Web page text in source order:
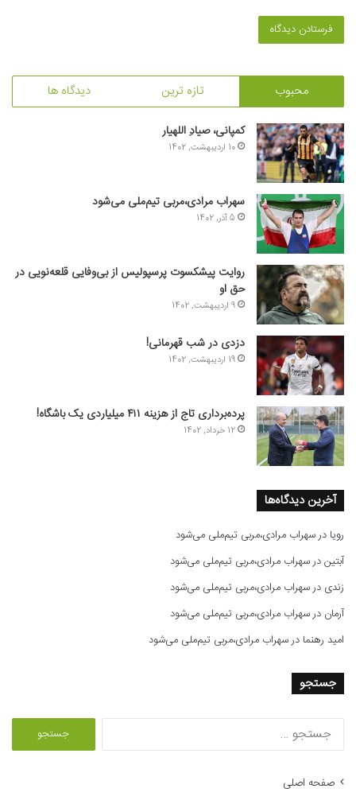
محبوب تازه ترین دیدگاه ها
کمپانی، صیادِ اللهیار
10 اردیبهشت, 1402
سهراب مرادی،مربی تیم‌ملی می‌شود
5 آذر, 1402
روایت پیشکسوت پرسپولیس از بی‌وفایی قلعه‌نویی در
حق او
9 اردیبهشت, 1402
دزدی در شب قهرمانی!
19 اردیبهشت, 1402
پرده‌برداری تاج از هزینه ۴۱۱ میلیاردی یک باشگاه!
12 خرداد, 1402
آخرین دیدگاه‌ها
رویا درسهراب مرادی،مربی تیم‌ملی می‌شود
آبتیندرسهراب مرادی،مربی تیم‌ملی می‌شود
زندی درسهراب مرادی،مربی تیم‌ملی می‌شود
آرمان درسهراب مرادی،مربی تیم‌ملی می‌شود
امید رهنما درسهراب مرادی،مربی تیم‌ملی می‌شود
جستجو
صفحه اصلی